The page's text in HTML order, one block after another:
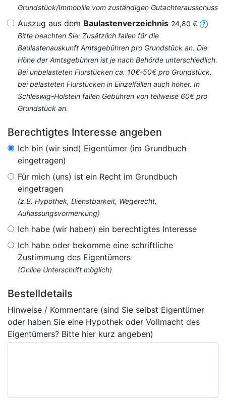
Grundstück/Immobilie vom zuständigen Gutachterausschuss
Auszug aus dem Baulastenverzeichnis 24,80 €
Bitte beachten Sie: Zusätzlich fallen für die
Baulastenauskunft Amtsgebühren pro Grundstück an. Die
Höhe der Amtsgebühren ist je nach Behörde unterschiedlich.
Bei unbelasteten Flurstücken ca. 10€-50€ pro Grundstück,
bei belasteten Flurstücken in Einzelfällen auch höher. In
Schleswig-Holstein fallen Gebühren von teilweise 60€ pro
Grundstück an.
Berechtigtes Interesse angeben
Ich bin (wir sind) Eigentümer (im Grundbuch
eingetragen)
Für mich (uns) ist ein Recht im Grundbuch
eingetragen
(z.B. Hypothek, Dienstbarkeit, Wegerecht,
Auflassungsvormerkung)
Ich habe (wir haben) ein berechtigtes Interesse
Ich habe oder bekomme eine schriftliche
Zustimmung des Eigentümers
(Online Unterschrift möglich)
Bestelldetails
Hinweise / Kommentare (sind Sie selbst Eigentümer
oder haben Sie eine Hypothek oder Vollmacht des
Eigentümers? Bitte hier kurz angeben)